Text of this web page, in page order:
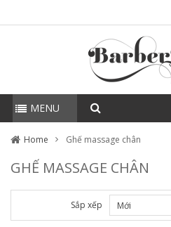
MENU
Home Ghế massage chân
GHẾ MASSAGE CHÂN
Sắp xếp Mới